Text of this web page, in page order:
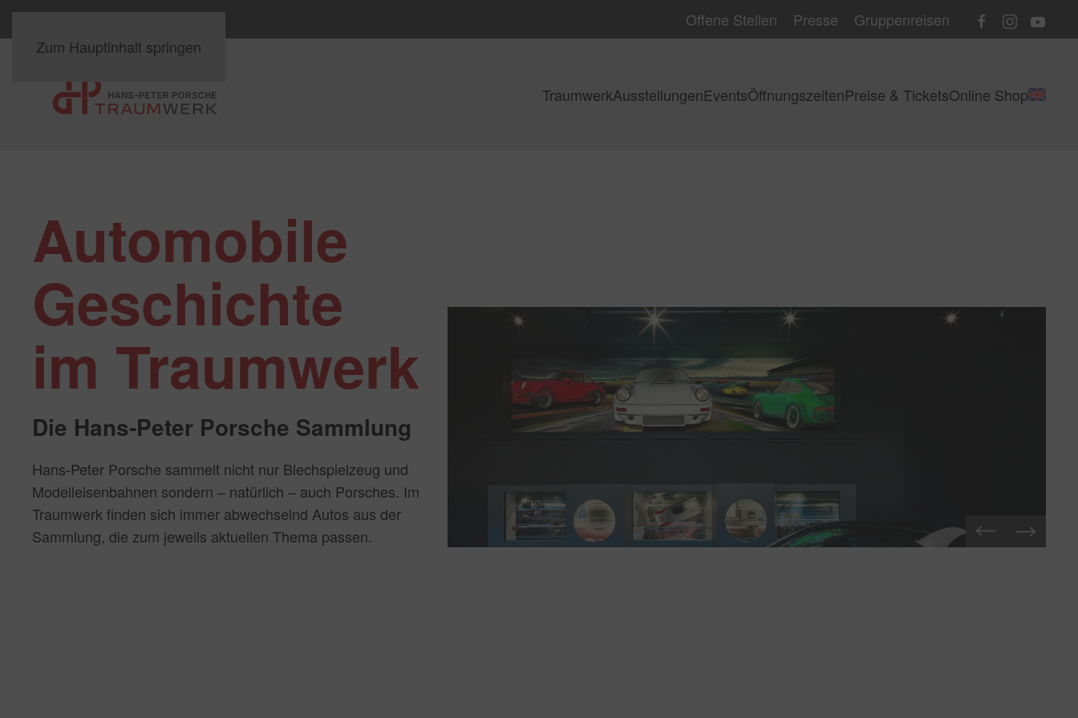
Zum Hauptinhalt springen
Offene Stellen Presse Gruppenreisen
TraumwerkAusstellungenEventsÖffnungszeitenPreise & TicketsOnline Shop
Automobile
Geschichte
im Traumwerk
Die Hans-Peter Porsche Sammlung
Hans-Peter Porsche sammelt nicht nur Blechspielzeug und
Modelleisenbahnen sondern – natürlich – auch Porsches. Im
Traumwerk finden sich immer abwechselnd Autos aus der
Sammlung, die zum jeweils aktuellen Thema passen.